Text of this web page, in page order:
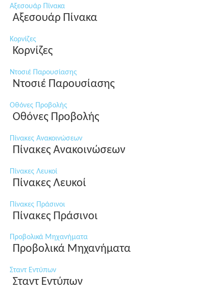
Αξεσουάρ Πίνακα
Αξεσουάρ Πίνακα
Κορνίζες
Κορνίζες
Ντοσιέ Παρουσίασης
Ντοσιέ Παρουσίασης
Οθόνες Προβολής
Οθόνες Προβολής
Πίνακες Ανακοινώσεων
Πίνακες Ανακοινώσεων
Πίνακες Λευκοί
Πίνακες Λευκοί
Πίνακες Πράσινοι
Πίνακες Πράσινοι
Προβολικά Μηχανήματα
Προβολικά Μηχανήματα
Σταντ Εντύπων
Σταντ Εντύπων